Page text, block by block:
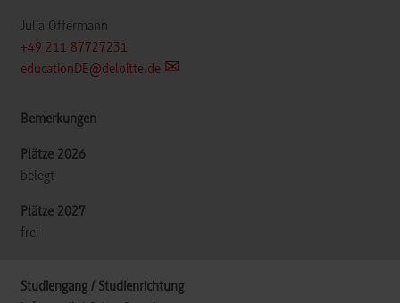
Julia Offermann
+49 211 87727231
educationDE@deloitte.de
belegt
frei